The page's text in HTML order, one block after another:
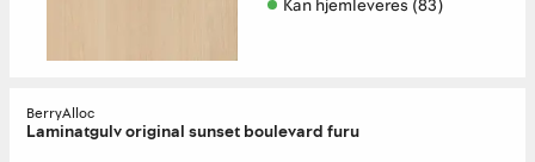
Kan hjemleveres (83)
BerryAlloc
Laminatgulv original sunset boulevard furu